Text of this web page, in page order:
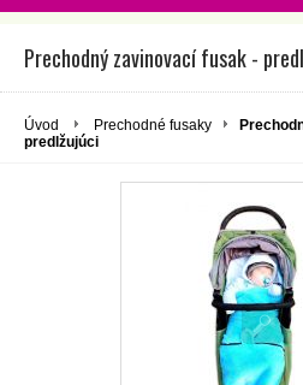
Prechodný zavinovací fusak -
Úvod Prechodné fusaky
predlžujúci